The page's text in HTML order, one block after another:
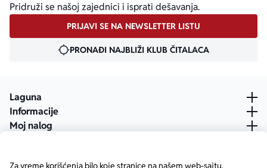
Za vreme korišćenja bilo koje stranice na našem web-sajtu,
Pridruži se našoj zajednici i isprati dešavanja.
PRIJAVI SE NA NEWSLETTER LISTU
PRONAĐI NAJBLIŽI KLUB ČITALACA
Laguna
Informacije
Moj nalog